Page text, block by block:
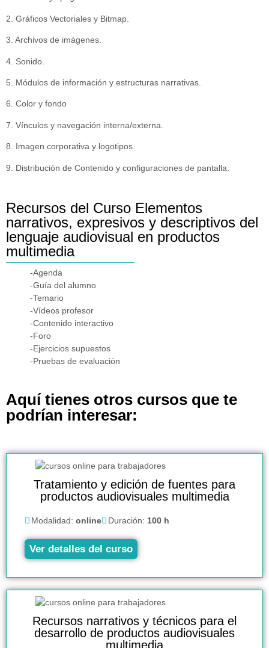
2. Gráficos Vectoriales y Bitmap.
3. Archivos de imágenes.
4. Sonido.
5. Módulos de información y estructuras narrativas.
6. Color y fondo
7. Vínculos y navegación interna/externa.
8. Imagen corporativa y logotipos.
9. Distribución de Contenido y configuraciones de pantalla.
Recursos del Curso Elementos
narrativos, expresivos y descriptivos del
lenguaje audiovisual en productos
multimedia
-Agenda
-Guía del alumno
-Temario
-Vídeos profesor
-Contenido interactivo
-Foro
-Ejercicios supuestos
-Pruebas de evaluación
Aquí tienes otros cursos que te
podrían interesar:
Tratamiento y edición de fuentes para
productos audiovisuales multimedia
Modalidad: online Duración: 100 h
Ver detalles del curso
Recursos narrativos y técnicos para el
desarrollo de productos audiovisuales
multimedia